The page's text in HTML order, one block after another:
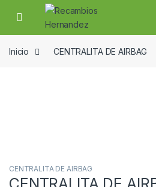
Skip to navigation
Skip to content
Open
Inicio CENTRALITA DE AIRBAG
CENTRALITA DE AIRBAG